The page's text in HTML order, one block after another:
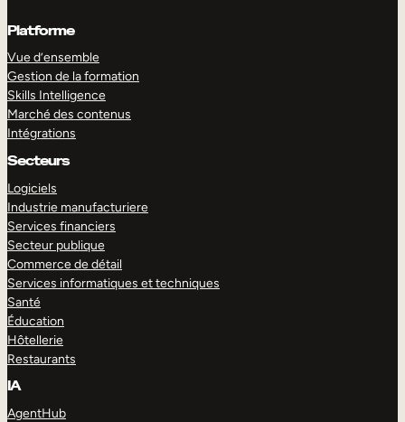
Platforme
Vue d’ensemble
Gestion de la formation
Skills Intelligence
Marché des contenus
Intégrations
Secteurs
Logiciels
Industrie manufacturiere
Services financiers
Secteur publique
Commerce de détail
Services informatiques et techniques
Santé
Éducation
Hôtellerie
Restaurants
IA
AgentHub